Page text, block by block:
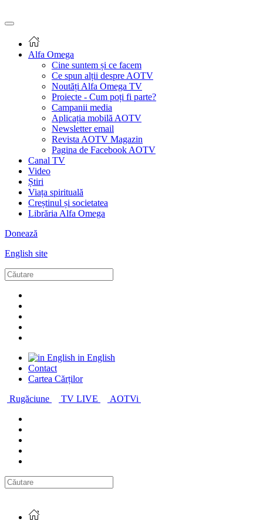
Alfa Omega
Cine suntem și ce facem
Ce spun alții despre AOTV
Noutăți Alfa Omega TV
Proiecte - Cum poți fi parte?
Campanii media
Aplicația mobilă AOTV
Newsletter email
Revista AOTV Magazin
Pagina de Facebook AOTV
Canal TV
Video
Știri
Viața spirituală
Creștinul și societatea
Librăria Alfa Omega
Donează
English site
in English
Contact
Cartea Cărților
Rugăciune
TV LIVE AOTVi